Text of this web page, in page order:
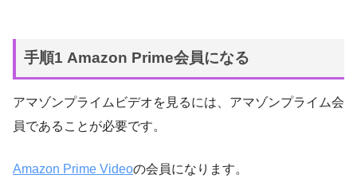
手順1 Amazon Prime会員になる
アマゾンプライムビデオを見るには、アマゾンプライム会
員であることが必要です。
Amazon Prime Videoの会員になります。